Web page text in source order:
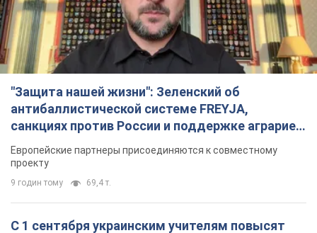
"Защита нашей жизни": Зеленский об
антибаллистической системе FREYJA,
санкциях против России и поддержке аграриев.
Видео
Европейские партнеры присоединяются к совместному
проекту
9 годин тому 69,4 т.
С 1 сентября украинским учителям повысят